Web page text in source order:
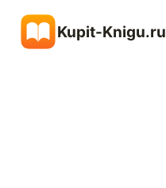
содержимому
Kupit-Knigu.ru